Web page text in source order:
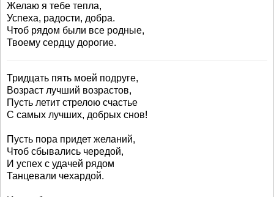
Желаю я тебе тепла,
Успеха, радости, добра.
Чтоб рядом были все родные,
Твоему сердцу дорогие.
Тридцать пять моей подруге,
Возраст лучший возрастов,
Пусть летит стрелою счастье
С самых лучших, добрых снов!
Пусть пора придет желаний,
Чтоб сбывались чередой,
И успех с удачей рядом
Танцевали чехардой.